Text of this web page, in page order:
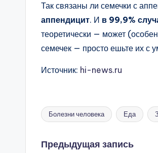
Так связаны ли семечки с
аппендицит. И в 99,9%
теоретически — может
семечек — просто ешьте их с
Источник: hi-news.ru
Метки:
Болезни человека Еда
Предыдущая запись